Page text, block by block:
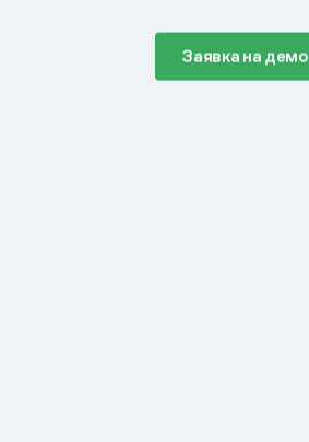
Заявка на демо